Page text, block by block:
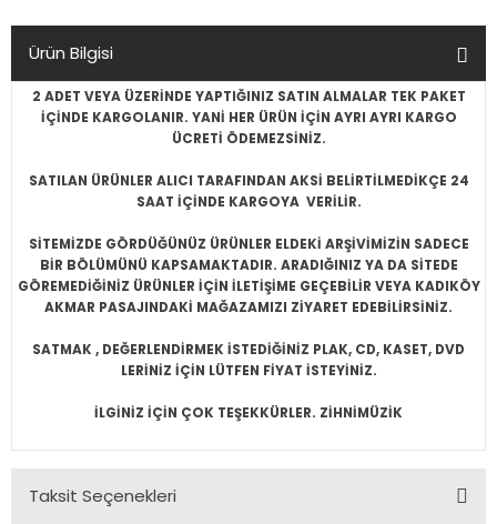
Ürün Bilgisi
2 ADET VEYA ÜZERİNDE YAPTIĞINIZ SATIN ALMALAR TEK PAKET
İÇİNDE KARGOLANIR. YANİ HER ÜRÜN İÇİN AYRI AYRI KARGO
ÜCRETİ ÖDEMEZSİNİZ.
SATILAN ÜRÜNLER ALICI TARAFINDAN AKSİ BELİRTİLMEDİKÇE 24
SAAT İÇİNDE KARGOYA VERİLİR.
SİTEMİZDE GÖRDÜĞÜNÜZ ÜRÜNLER ELDEKİ ARŞİVİMİZİN SADECE
BİR BÖLÜMÜNÜ KAPSAMAKTADIR. ARADIĞINIZ YA DA SİTEDE
GÖREMEDİĞİNİZ ÜRÜNLER İÇİN İLETİŞİME GEÇEBİLİR VEYA KADIKÖY
AKMAR PASAJINDAKİ MAĞAZAMIZI ZİYARET EDEBİLİRSİNİZ.
SATMAK , DEĞERLENDİRMEK İSTEDİĞİNİZ PLAK, CD, KASET, DVD
LERİNİZ İÇİN LÜTFEN FİYAT İSTEYİNİZ.
İLGİNİZ İÇİN ÇOK TEŞEKKÜRLER. ZİHNİMÜZİK
Taksit Seçenekleri